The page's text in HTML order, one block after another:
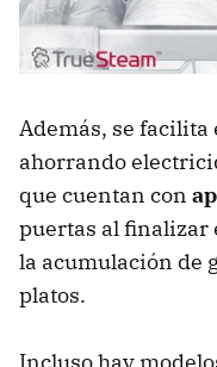
Además, se facilita
ahorrando
que cuentan con
puertas al finalizar
la acumulación de
platos.